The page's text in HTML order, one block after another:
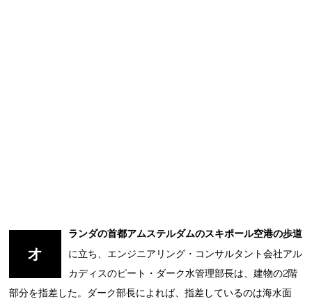
オ
ランダの首都アムステルダムのスキポール空港の歩道
に立ち、エンジニアリング・コンサルタント会社アル
カディスのピート・ダーク水管理部長は、建物の2階
部分を指差した。ダーク部長によれば、指差しているのは海水面